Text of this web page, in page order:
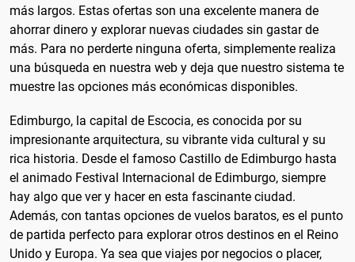
más largos. Estas ofertas son una excelente manera de
ahorrar dinero y explorar nuevas ciudades sin gastar de
más. Para no perderte ninguna oferta, simplemente realiza
una búsqueda en nuestra web y deja que nuestro sistema te
muestre las opciones más económicas disponibles.
Edimburgo, la capital de Escocia, es conocida por su
impresionante arquitectura, su vibrante vida cultural y su
rica historia. Desde el famoso Castillo de Edimburgo hasta
el animado Festival Internacional de Edimburgo, siempre
hay algo que ver y hacer en esta fascinante ciudad.
Además, con tantas opciones de vuelos baratos, es el punto
de partida perfecto para explorar otros destinos en el Reino
Unido y Europa. Ya sea que viajes por negocios o placer,